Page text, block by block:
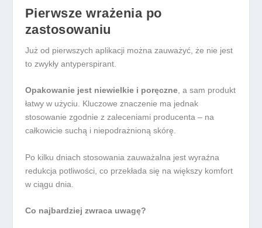
Pierwsze wrażenia po
zastosowaniu
Już od pierwszych aplikacji można zauważyć, że nie jest
to zwykły antyperspirant.
Opakowanie jest niewielkie i poręczne, a sam produkt
łatwy w użyciu. Kluczowe znaczenie ma jednak
stosowanie zgodnie z zaleceniami producenta – na
całkowicie suchą i niepodrażnioną skórę.
Po kilku dniach stosowania zauważalna jest wyraźna
redukcja potliwości, co przekłada się na większy komfort
w ciągu dnia.
Co najbardziej zwraca uwagę?